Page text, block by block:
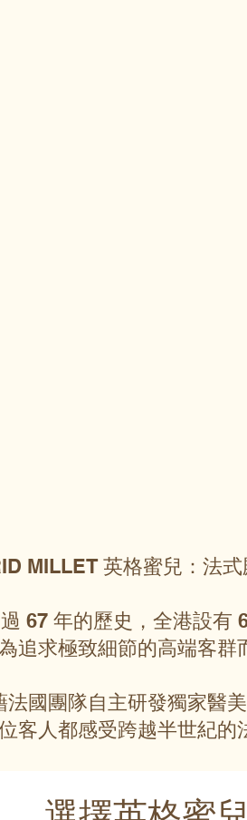
MILLET 英格蜜兒：法
67 年的歷史，全港設有
追求極致細節的高端客群
國團隊自主研發獨家醫
客人都感受跨越半世紀的